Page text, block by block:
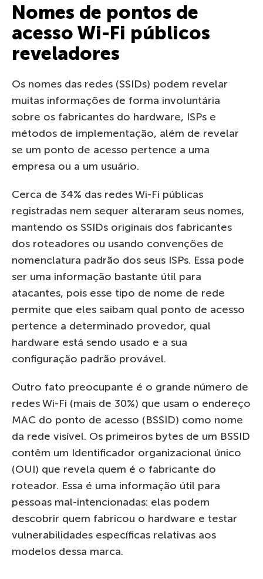
Nomes de pontos de
acesso Wi-Fi públicos
reveladores
Os nomes das redes (SSIDs) podem revelar
muitas informações de forma involuntária
sobre os fabricantes do hardware, ISPs e
métodos de implementação, além de revelar
se um ponto de acesso pertence a uma
empresa ou a um usuário.
Cerca de 34% das redes Wi-Fi públicas
registradas nem sequer alteraram seus nomes,
mantendo os SSIDs originais dos fabricantes
dos roteadores ou usando convenções de
nomenclatura padrão dos seus ISPs. Essa pode
ser uma informação bastante útil para
atacantes, pois esse tipo de nome de rede
permite que eles saibam qual ponto de acesso
pertence a determinado provedor, qual
hardware está sendo usado e a sua
configuração padrão provável.
Outro fato preocupante é o grande número de
redes Wi-Fi (mais de 30%) que usam o endereço
MAC do ponto de acesso (BSSID) como nome
da rede visível. Os primeiros bytes de um BSSID
contêm um Identificador organizacional único
(OUI) que revela quem é o fabricante do
roteador. Essa é uma informação útil para
pessoas mal-intencionadas: elas podem
descobrir quem fabricou o hardware e testar
vulnerabilidades específicas relativas aos
modelos dessa marca.